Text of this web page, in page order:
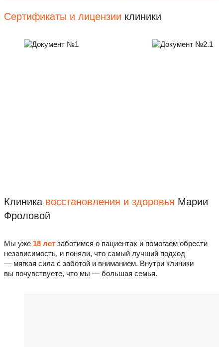
Сертификаты и лицензии клиники
Клиника восстановления и здоровья Марии
Фроловой
Мы уже 18 лет заботимся о пациентах и помогаем обрести
независимость, и поняли, что самый лучший подход
— мягкая сила с заботой и вниманием. Внутри клиники
вы почувствуете, что мы — большая семья.